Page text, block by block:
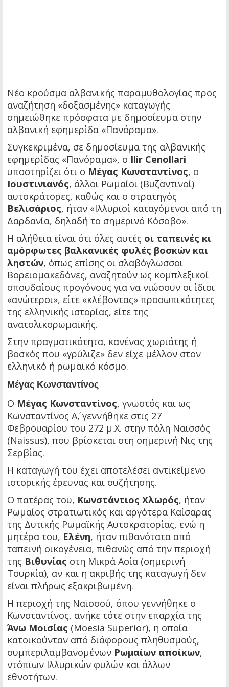
Νέο κρούσμα αλβανικής παραμυθολογίας προς
αναζήτηση «δοξασμένης» καταγωγής
σημειώθηκε πρόσφατα με δημοσίευμα στην
αλβανική εφημερίδα «Πανόραμα».
Συγκεκριμένα, σε δημοσίευμα της αλβανικής
εφημερίδας «Πανόραμα», ο Ilir Cenollari
υποστηρίζει ότι ο Μέγας Κωνσταντίνος, ο
Ιουστινιανός, άλλοι Ρωμαίοι (Βυζαντινοί)
αυτοκράτορες, καθώς και ο στρατηγός
Βελισάριος, ήταν «Ιλλυριοί καταγόμενοι από τη
Δαρδανία, δηλαδή το σημερινό Κόσοβο».
Η αλήθεια είναι ότι όλες αυτές οι ταπεινές κι
αμόρφωτες βαλκανικές φυλές βοσκών και
ληστών, όπως επίσης οι σλαβόγλωσσοι
Βορειομακεδόνες, αναζητούν ως κομπλεξικοί
σπουδαίους προγόνους για να νιώσουν οι ίδιοι
«ανώτεροι», είτε «κλέβοντας» προσωπικότητες
της ελληνικής ιστορίας, είτε της
ανατολικορωμαϊκής.
Στην πραγματικότητα, κανένας χωριάτης ή
βοσκός που «γρύλιζε» δεν είχε μέλλον στον
ελληνικό ή ρωμαϊκό κόσμο.
Μέγας Κωνσταντίνος
Ο Μέγας Κωνσταντίνος, γνωστός και ως
Κωνσταντίνος Α΄, γεννήθηκε στις 27
Φεβρουαρίου του 272 μ.Χ. στην πόλη Ναϊσσός
(Naissus), που βρίσκεται στη σημερινή Νις της
Σερβίας.
Η καταγωγή του έχει αποτελέσει αντικείμενο
ιστορικής έρευνας και συζήτησης.
Ο πατέρας του, Κωνστάντιος Χλωρός, ήταν
Ρωμαίος στρατιωτικός και αργότερα Καίσαρας
της Δυτικής Ρωμαϊκής Αυτοκρατορίας, ενώ η
μητέρα του, Ελένη, ήταν πιθανότατα από
ταπεινή οικογένεια, πιθανώς από την περιοχή
της Βιθυνίας στη Μικρά Ασία (σημερινή
Τουρκία), αν και η ακριβής της καταγωγή δεν
είναι πλήρως εξακριβωμένη.
Η περιοχή της Ναϊσσού, όπου γεννήθηκε ο
Κωνσταντίνος, ανήκε τότε στην επαρχία της
Άνω Μοισίας (Moesia Superior), η οποία
κατοικούνταν από διάφορους πληθυσμούς,
συμπεριλαμβανομένων Ρωμαίων αποίκων,
ντόπιων Ιλλυρικών φυλών και άλλων
εθνοτήτων.